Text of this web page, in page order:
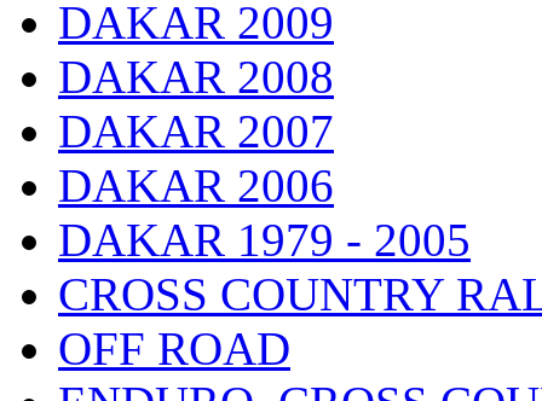
DAKAR 2009
DAKAR 2008
DAKAR 2007
DAKAR 2006
DAKAR 1979 - 2005
CROSS COUNTRY
OFF ROAD